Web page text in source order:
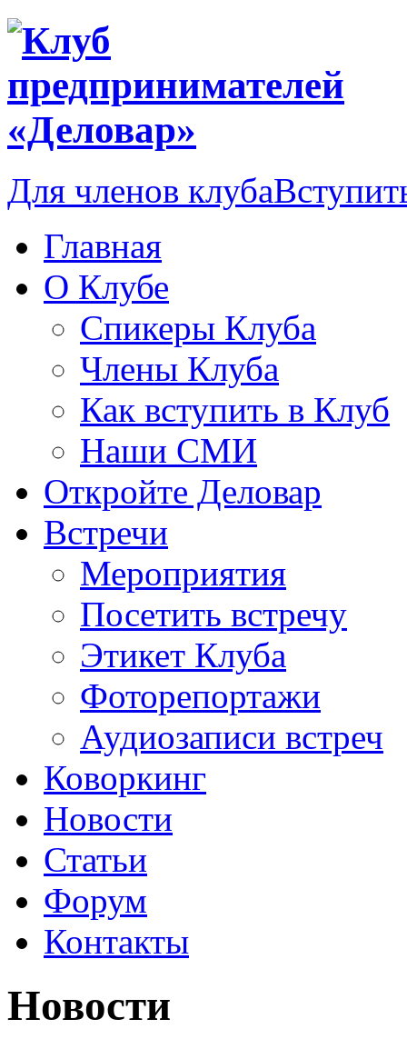
Для членов клуба
Главная
О Клубе
Спикеры Клуба
Члены Клуба
Как вступить в Клуб
Наши СМИ
Откройте Деловар
Встречи
Мероприятия
Посетить встречу
Этикет Клуба
Фоторепортажи
Аудиозаписи встреч
Коворкинг
Новости
Статьи
Форум
Контакты
Новости